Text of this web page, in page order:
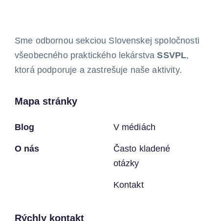
Sme odbornou sekciou Slovenskej spoločnosti
všeobecného praktického lekárstvaSSVPL,
ktorá podporuje a zastrešuje naše aktivity.
Mapa stránky
Blog
O nás
V médiách
Často kladené
otázky
Kontakt
Rýchly kontakt